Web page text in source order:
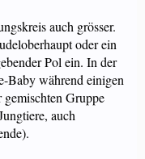
auch grösser.
oder ein
Pol ein. In der
Baby während einigen
Gruppe
auch